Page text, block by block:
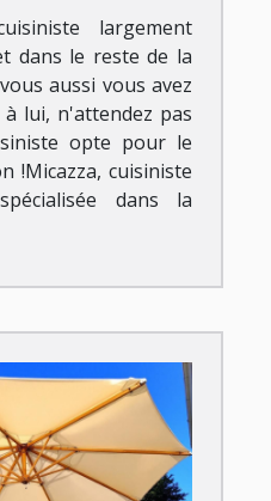
largement
dans le reste de la
aussi vous avez
lui, n'attendez pas
opte pour le
!Micazza, cuisiniste
dans la